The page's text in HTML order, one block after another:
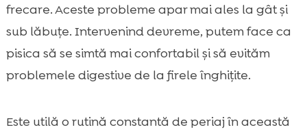
frecare. Aceste probleme apar mai ales la gât și
sub lăbuțe. Intervenind devreme, putem face ca
pisica să se simtă mai confortabil și să evităm
problemele digestive de la firele înghițite.
Este utilă o rutină constantă de periaj în această